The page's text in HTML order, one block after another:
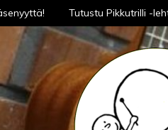
Tutustu Pikkutrilli -